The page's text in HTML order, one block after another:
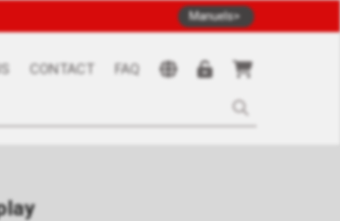
Manuels
CONTACT FAQ